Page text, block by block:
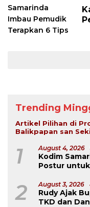
Trending
Artikel Pilihan di
Balikpapan san
1 August 4, 2026
Kodim
Postur
2 August 3, 2026
Rudy Ajak
TKD dan